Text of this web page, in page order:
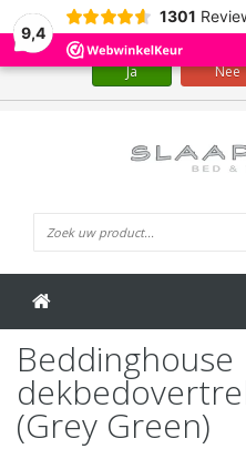
9,4
1301
Beddinghouse
(Grey Green)
Wij slaan cookies op om onze
Ja Nee